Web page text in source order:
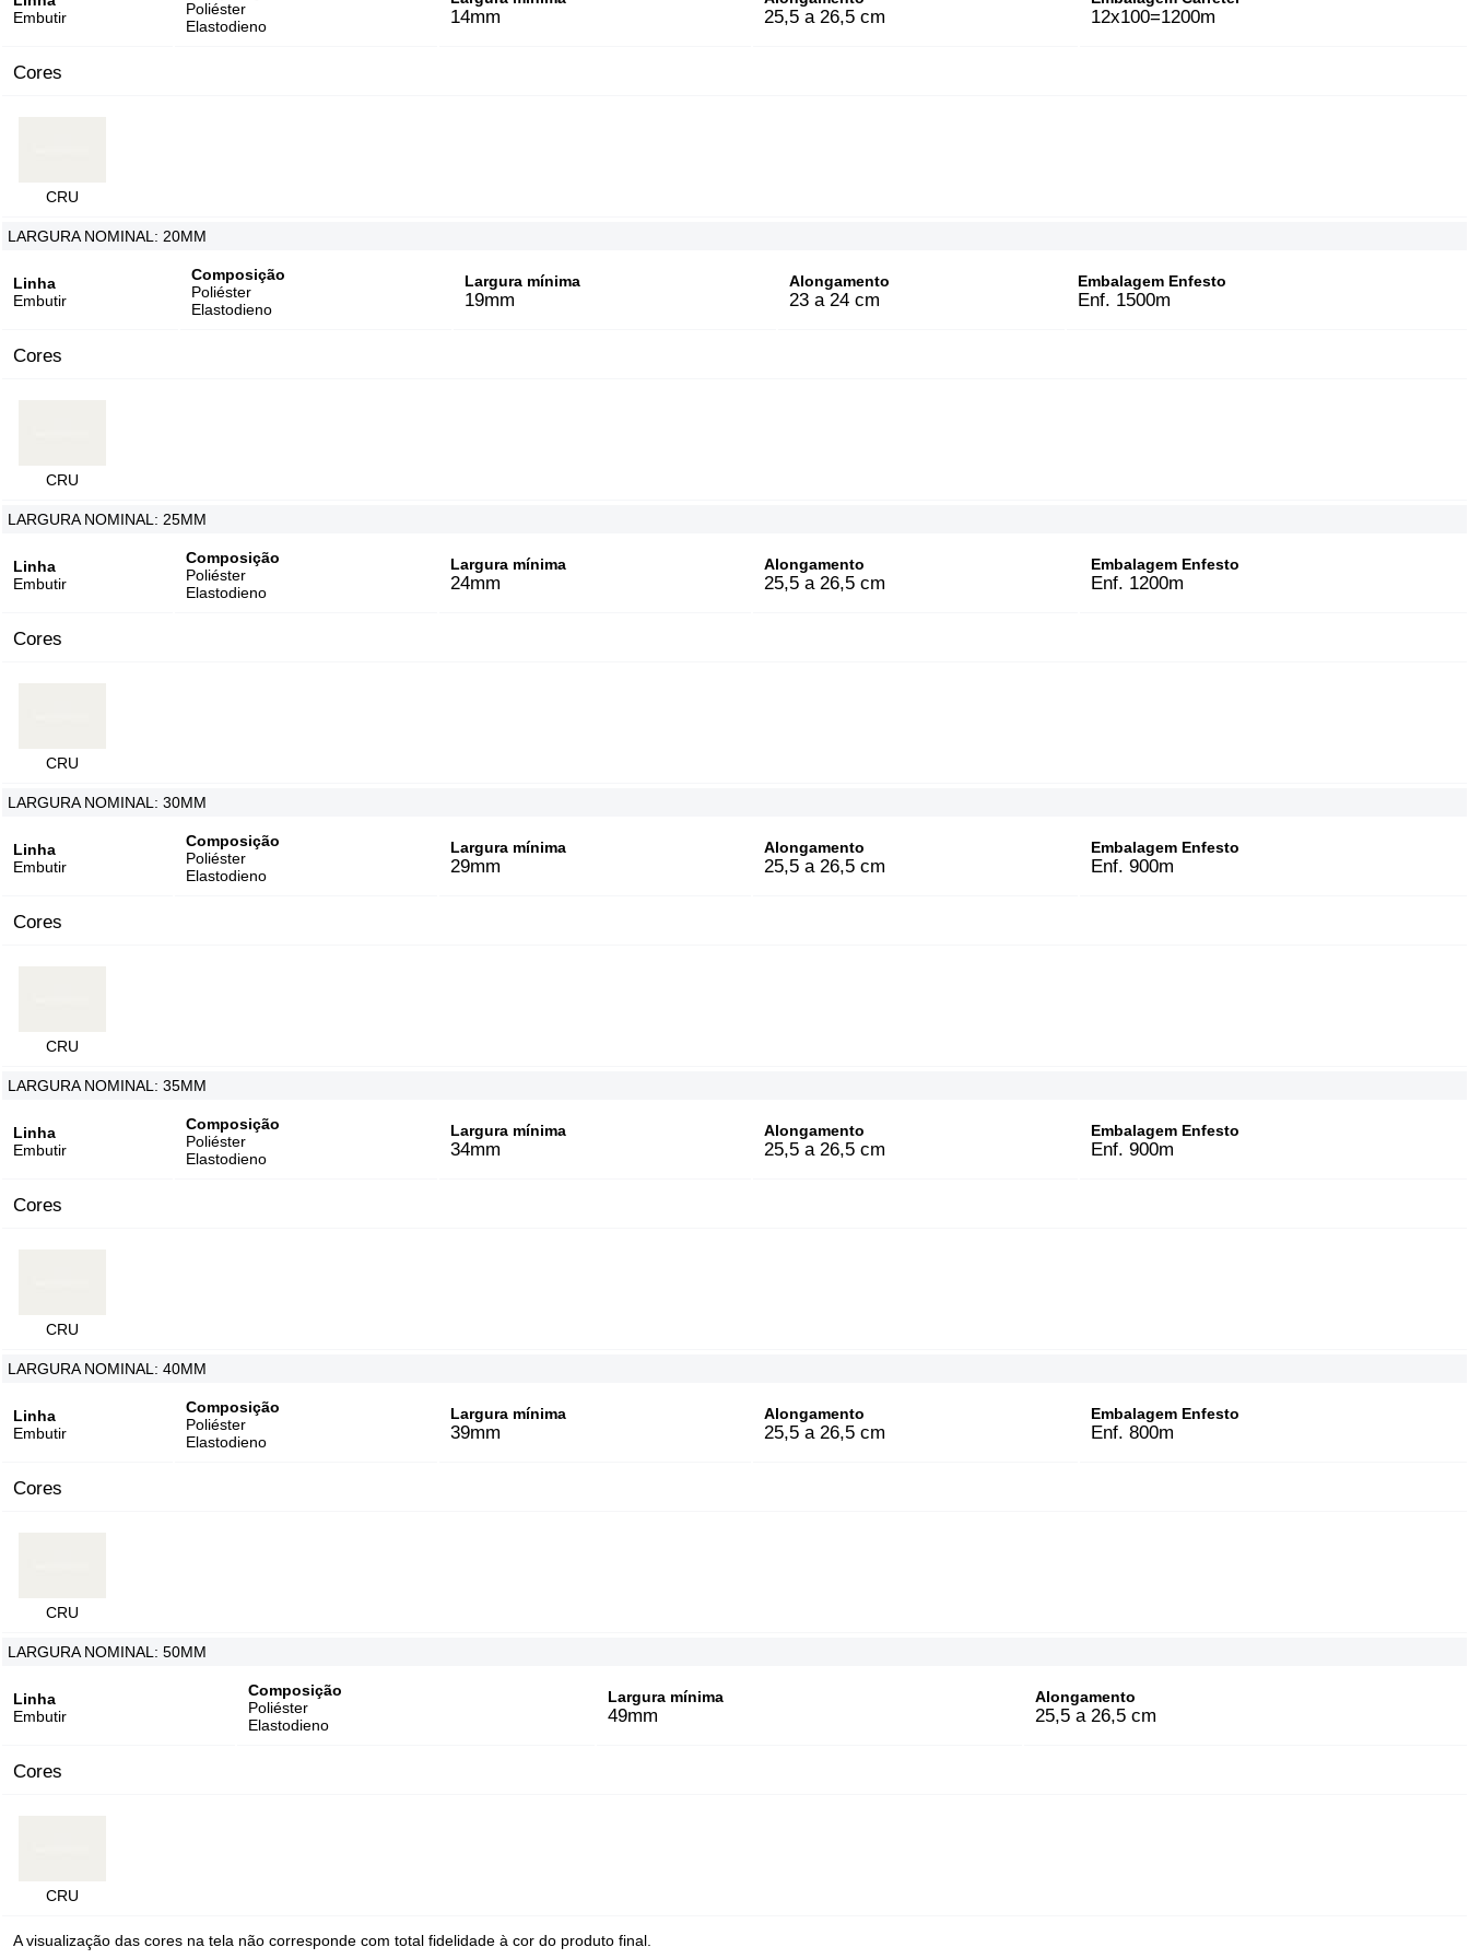
Embutir
Poliéster
Elastodieno
14mm 25,5 a 26,5 cm 12x100=1200m
Cores
CRU
LARGURA NOMINAL: 20MM
Linha
Embutir
Composição
Poliéster
Elastodieno
Largura mínima
19mm
Alongamento
23 a 24 cm
Embalagem Enfesto
Enf. 1500m
Cores
CRU
LARGURA NOMINAL: 25MM
Linha
Embutir
Composição
Poliéster
Elastodieno
Largura mínima
24mm
Alongamento
25,5 a 26,5 cm
Embalagem Enfesto
Enf. 1200m
Cores
CRU
LARGURA NOMINAL: 30MM
Linha
Embutir
Composição
Poliéster
Elastodieno
Largura mínima
29mm
Alongamento
25,5 a 26,5 cm
Embalagem Enfesto
Enf. 900m
Cores
CRU
LARGURA NOMINAL: 35MM
Linha
Embutir
Composição
Poliéster
Elastodieno
Largura mínima
34mm
Alongamento
25,5 a 26,5 cm
Embalagem Enfesto
Enf. 900m
Cores
CRU
LARGURA NOMINAL: 40MM
Linha
Embutir
Composição
Poliéster
Elastodieno
Largura mínima
39mm
Alongamento
25,5 a 26,5 cm
Embalagem Enfesto
Enf. 800m
Cores
CRU
LARGURA NOMINAL: 50MM
Linha
Embutir
Composição
Poliéster
Elastodieno
Largura mínima
49mm
Alongamento
25,5 a 26,5 cm
Cores
CRU
A visualização das cores na tela não corresponde com total fidelidade à cor do produto final.